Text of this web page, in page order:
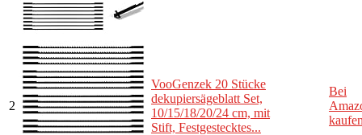
2
VooGenzek 20 Stücke
dekupiersägeblatt Set,
10/15/18/20/24 cm, mit
Stift, Festgestecktes...
Bei